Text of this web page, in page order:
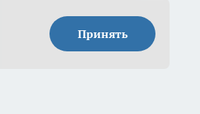
Принять